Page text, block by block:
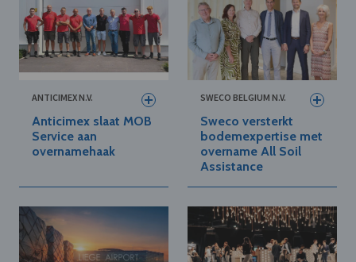
ANTICIMEX N.V.
Anticimex slaat MOB
Service aan
overnamehaak
SWECO BELGIUM N.V.
Sweco versterkt
bodemexpertise met
overname All Soil
Assistance